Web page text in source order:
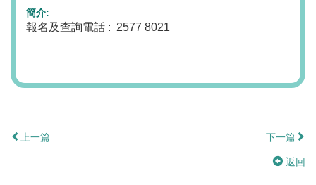
簡介:
報名及查詢電話 : 2577 8021
上一篇 下一篇
返回